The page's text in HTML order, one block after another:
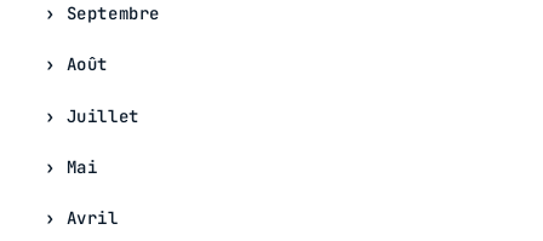
Septembre
Août
Juillet
Mai
Avril